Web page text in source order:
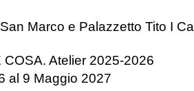
Marco e Palazzetto Tito I
COSA. Atelier 2025-2026
al 9 Maggio 2027